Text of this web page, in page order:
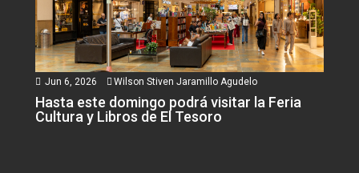
Jun 6, 2026 Wilson Stiven Jaramillo Agudelo
Hasta este domingo podrá visitar la Feria
Cultura y Libros de El Tesoro